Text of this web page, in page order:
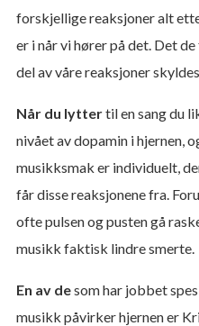
forskjellige reaksjoner alt
er i når vi hører på det. Det
del av våre reaksjoner
Når du lyttertil en sang du
nivået av dopamin i hjernen,
musikksmak er individuelt,
får disse reaksjonene fra.
ofte pulsen og pusten gå
musikk faktisk lindre smerte.
En av desom har jobbet
musikk påvirker hjernen er